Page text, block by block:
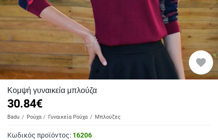
favorite
Κομψή γυναικεία μπλούζα
30.84€
Badu Ρούχα Γυναικεία Ρούχα Μπλούζες
Κωδικός προϊόντος: 16206